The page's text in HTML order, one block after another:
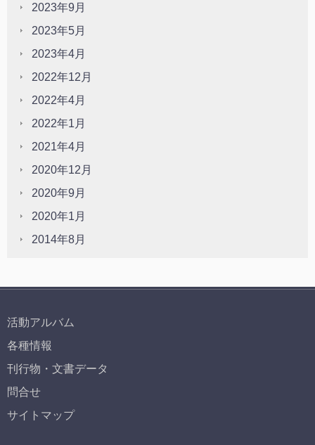
2023年9月
2023年5月
2023年4月
2022年12月
2022年4月
2022年1月
2021年4月
2020年12月
2020年9月
2020年1月
2014年8月
活動アルバム
各種情報
刊行物・文書データ
問合せ
サイトマップ